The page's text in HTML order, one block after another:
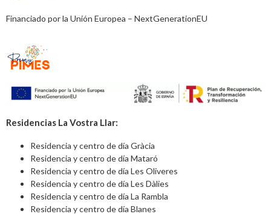
Financiado por la Unión Europea – NextGenerationEU
Residencias La Vostra Llar:
Residencia y centro de día Gràcia
Residencia y centro de día Mataró
Residencia y centro de día Les Oliveres
Residencia y centro de día Les Dàlies
Residencia y centro de día La Rambla
Residencia y centro de día Blanes